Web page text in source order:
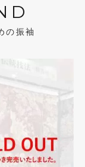
の振袖